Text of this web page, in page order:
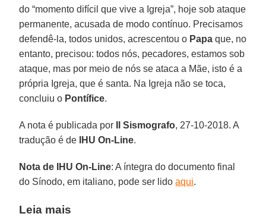
do “momento difícil que vive a Igreja”, hoje sob ataque
permanente, acusada de modo contínuo. Precisamos
defendê-la, todos unidos, acrescentou o Papa que, no
entanto, precisou: todos nós, pecadores, estamos sob
ataque, mas por meio de nós se ataca a Mãe, isto é a
própria Igreja, que é santa. Na Igreja não se toca,
concluiu o Pontífice.
A nota é publicada por Il Sismografo, 27-10-2018. A
tradução é de
IHU On-Line.
Nota de IHU On-Line: A íntegra do documento final
do Sínodo, em italiano, pode ser lidoaqui.
Leia mais